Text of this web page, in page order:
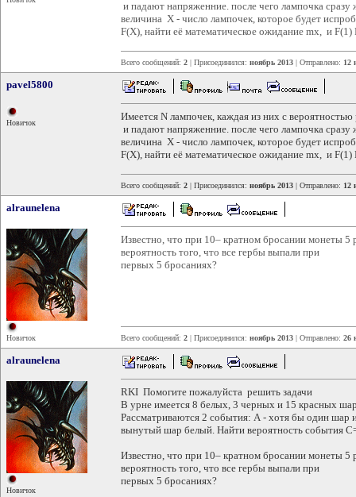
и падают напряженние. после чего лампочка сразу
величина Х - число лампочек, которое будет
F(X), найти её математическое ожидание mx, и F(1)
Всего сообщений: 2 | Присоединился: ноябрь 2013 | Отправлено: 12
pavel5800
Новичок
Имеется N лампочек, каждая из них с
и падают напряженние. после чего лампочка сразу
величина Х - число лампочек, которое будет
F(X), найти её математическое ожидание mx, и F(1)
Всего сообщений: 2 | Присоединился: ноябрь 2013 | Отправлено: 12
alraunelena
Новичок
Известно, что при 10– кратном бросании монеты 5
вероятность того, что все гербы выпали при
первых 5 бросаниях?
Всего сообщений: 2 | Присоединился: ноябрь 2013 | Отправлено: 26
alraunelena
Новичок
RKI Помогите пожалуйста решить задачи
В урне имеется 8 белых, 3 черных и 15 красных
Рассматриваются 2 события: А - хотя бы один
вынутый шар белый. Найти вероятность события
Известно, что при 10– кратном бросании монеты 5
вероятность того, что все гербы выпали при
первых 5 бросаниях?